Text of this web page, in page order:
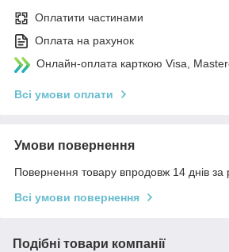
Оплатити частинами
Оплата на рахунок
Онлайн-оплата карткою Visa,
Всі умови оплати
Умови повернення
Повернення товару впродовж 14 днів за
Всі умови повернення
Подібні товари компанії